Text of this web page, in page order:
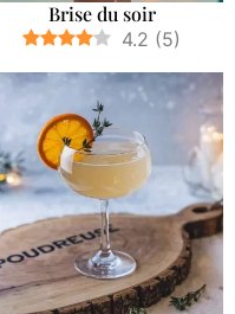
Brise du soir
4.2 (5)